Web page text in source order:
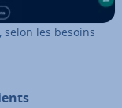
les besoins